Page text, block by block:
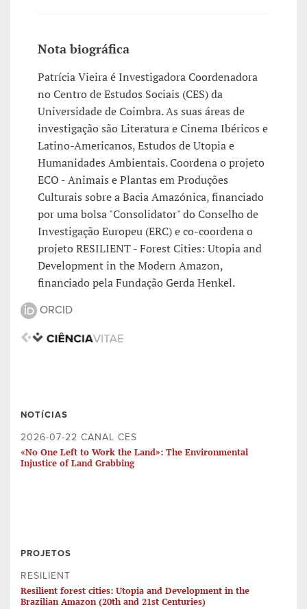
Nota biográfica
Patrícia Vieira é Investigadora Coordenadora
no Centro de Estudos Sociais (CES) da
Universidade de Coimbra. As suas áreas de
investigação são Literatura e Cinema Ibéricos e
Latino-Americanos, Estudos de Utopia e
Humanidades Ambientais. Coordena o projeto
ECO - Animais e Plantas em Produções
Culturais sobre a Bacia Amazónica, financiado
por uma bolsa "Consolidator" do Conselho de
Investigação Europeu (ERC) e co-coordena o
projeto RESILIENT - Forest Cities: Utopia and
Development in the Modern Amazon,
financiado pela Fundação Gerda Henkel.
ORCID
NOTÍCIAS
2026-07-22 CANAL CES
«No One Left to Work the Land»: The Environmental
Injustice of Land Grabbing
PROJETOS
RESILIENT
Resilient forest cities: Utopia and Development in the
Brazilian Amazon (20th and 21st Centuries)